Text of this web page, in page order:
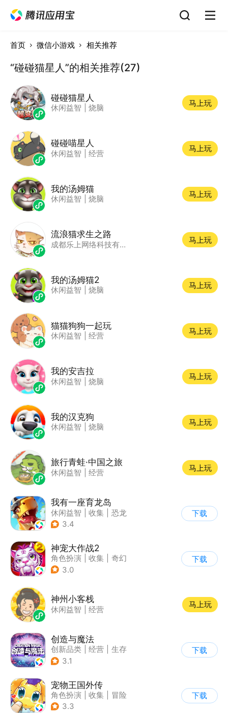
首页 微信小游戏 相关推荐
“碰碰猫星人”的相关推荐(27)
碰碰猫星人
休闲益智 烧脑
马上玩
碰碰喵星人
休闲益智 经营
马上玩
我的汤姆猫
休闲益智 烧脑
马上玩
流浪猫求生之路
成都乐上网络科技有限公司
马上玩
我的汤姆猫2
休闲益智 烧脑
马上玩
猫猫狗狗一起玩
休闲益智 经营
马上玩
我的安吉拉
休闲益智 烧脑
马上玩
我的汉克狗
休闲益智 烧脑
马上玩
旅行青蛙·中国之旅
休闲益智 经营
马上玩
我有一座育龙岛
休闲益智 收集
恐龙
| 宠物养成
3.4
下载
神宠大作战2
角色扮演 收集
奇幻
| 宠物
3.0
下载
神州小客栈
休闲益智 经营
马上玩
创造与魔法
创新品类 经营
生存
| 开放世界
3.1
下载
宠物王国外传
角色扮演 收集
冒险
| 宠物
3.3
下载